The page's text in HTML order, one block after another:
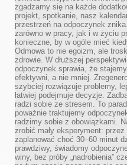
zgadzamy się na każde
projekt, spotkanie, nasz
przestrzeń na odpoczynek
zarówno w pracy, jak i w życiu
konieczne, by w ogóle mieć
Odmowa to nie egoizm, ale
zdrowie. W dłuższej
odpoczynek sprawia, że
efektywni, a nie mniej.
szybciej rozwiązuje problemy,
łatwiej podejmuje decyzje.
radzi sobie ze stresem. To
poważnie traktujemy
radzimy sobie z obowiązkami.
zrobić mały eksperyment:
zaplanować choć 30–60 minut
prawdziwy, świadomy
winy, bez próby „nadrobienia”